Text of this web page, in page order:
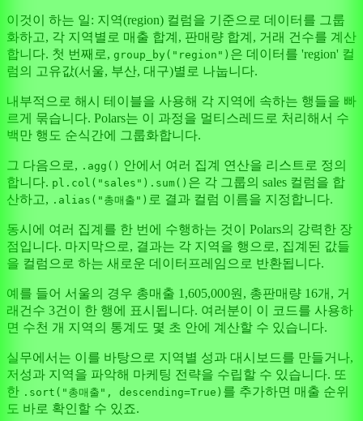
이것이 하는 일: 지역(region) 컬럼을 기준으로 데이터를 그룹
화하고, 각 지역별로 매출 합계, 판매량 합계, 거래 건수를 계산
합니다. 첫 번째로, group_by("region") 은 데이터를 'region' 컬
럼의 고유값(서울, 부산, 대구)별로 나눕니다.
내부적으로 해시 테이블을 사용해 각 지역에 속하는 행들을 빠
르게 묶습니다. Polars는 이 과정을 멀티스레드로 처리해서 수
백만 행도 순식간에 그룹화합니다.
그 다음으로, .agg() 안에서 여러 집계 연산을 리스트로 정의
합니다. pl.col("sales").sum() 은 각 그룹의 sales 컬럼을 합
산하고, .alias("총매출") 로 결과 컬럼 이름을 지정합니다.
동시에 여러 집계를 한 번에 수행하는 것이 Polars의 강력한 장
점입니다. 마지막으로, 결과는 각 지역을 행으로, 집계된 값들
을 컬럼으로 하는 새로운 데이터프레임으로 반환됩니다.
예를 들어 서울의 경우 총매출 1,605,000원, 총판매량 16개, 거
래건수 3건이 한 행에 표시됩니다. 여러분이 이 코드를 사용하
면 수천 개 지역의 통계도 몇 초 안에 계산할 수 있습니다.
실무에서는 이를 바탕으로 지역별 성과 대시보드를 만들거나,
저성과 지역을 파악해 마케팅 전략을 수립할 수 있습니다. 또
한 .sort("총매출", descending=True) 를 추가하면 매출 순위
도 바로 확인할 수 있죠.